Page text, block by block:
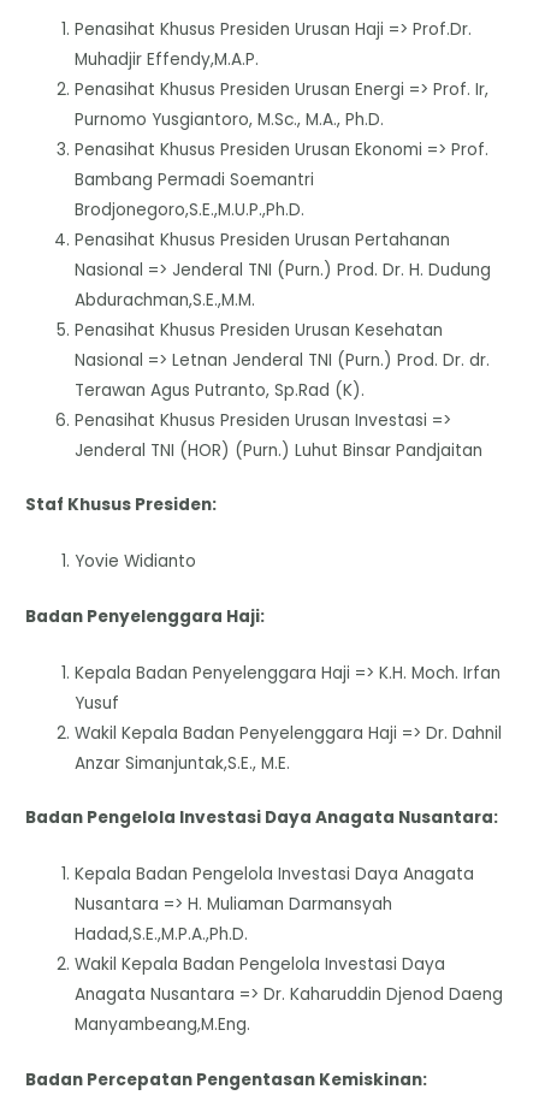
Penasihat Khusus Presiden Urusan Haji => Prof.Dr.
Muhadjir Effendy,M.A.P.
Penasihat Khusus Presiden Urusan Energi => Prof. Ir,
Purnomo Yusgiantoro, M.Sc., M.A., Ph.D.
Penasihat Khusus Presiden Urusan Ekonomi => Prof.
Bambang Permadi Soemantri
Brodjonegoro,S.E.,M.U.P.,Ph.D.
Penasihat Khusus Presiden Urusan Pertahanan
Nasional => Jenderal TNI (Purn.) Prod. Dr. H. Dudung
Abdurachman,S.E.,M.M.
Penasihat Khusus Presiden Urusan Kesehatan
Nasional => Letnan Jenderal TNI (Purn.) Prod. Dr. dr.
Terawan Agus Putranto, Sp.Rad (K).
Penasihat Khusus Presiden Urusan Investasi =>
Jenderal TNI (HOR) (Purn.) Luhut Binsar Pandjaitan
Staf Khusus Presiden:
Yovie Widianto
Badan Penyelenggara Haji:
Kepala Badan Penyelenggara Haji => K.H. Moch. Irfan
Yusuf
Wakil Kepala Badan Penyelenggara Haji => Dr. Dahnil
Anzar Simanjuntak,S.E., M.E.
Badan Pengelola Investasi Daya Anagata Nusantara:
Kepala Badan Pengelola Investasi Daya Anagata
Nusantara => H. Muliaman Darmansyah
Hadad,S.E.,M.P.A.,Ph.D.
Wakil Kepala Badan Pengelola Investasi Daya
Anagata Nusantara => Dr. Kaharuddin Djenod Daeng
Manyambeang,M.Eng.
Badan Percepatan Pengentasan Kemiskinan: